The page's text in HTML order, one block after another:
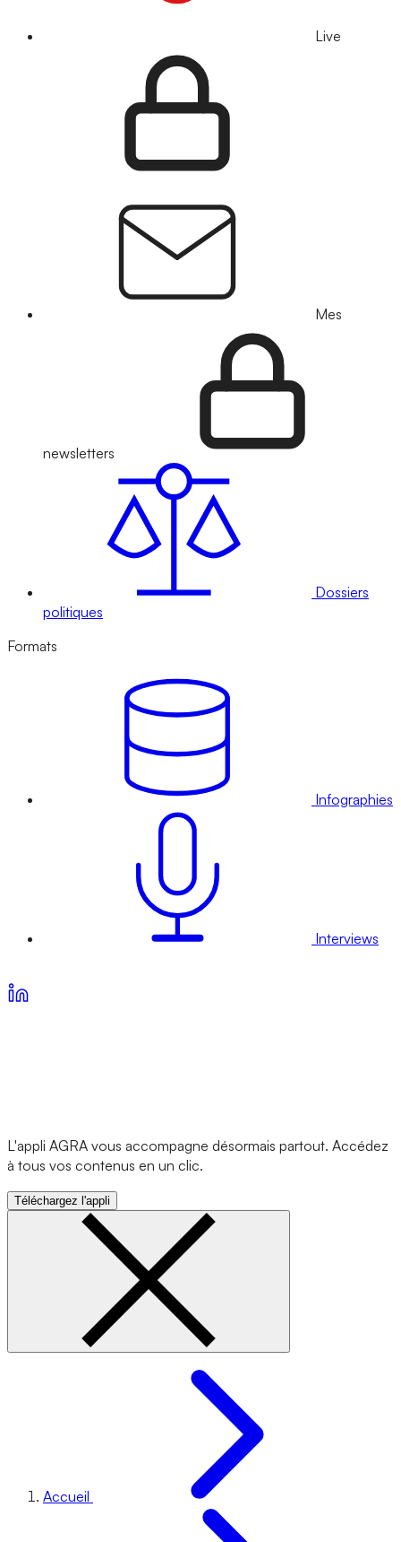
Live
Mes
newsletters
Dossiers
politiques
Formats
Infographies
Interviews
L'appli AGRA vous accompagne désormais partout. Accédez
à tous vos contenus en un clic.
Téléchargez l'appli
Accueil